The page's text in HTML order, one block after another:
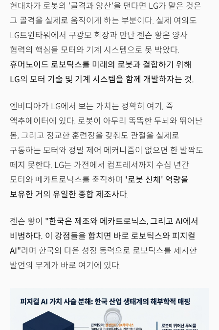
현대차가 로봇의 '골격과 양산'을 댄다면 LG가 맡은 것은
그 골격을 실제로 움직이게 하는 부분이다. 실제 여의도
LG트윈타워에서 구광모 회장과 만난 젠슨 황은 양사
협력의 핵심을 모터와 기계 시스템으로 못 박았다.
휴머노이드 로보틱스를 미래의 로봇과 결합하기 위해
LG의 모터 기술 및 기계 시스템을 함께 개발하자는 것.
엔비디아가 LG에서 보는 가치는 정확히 여기, 즉
액추에이터에 있다. 로봇이 아무리 똑똑한 두뇌와 뛰어난
몸, 그리고 정교한 훈련장을 갖춰도 관절을 실제로
구동하는 모터와 정밀 제어 메커니즘이 없으면 한 발짝도
떼지 못한다. LG는 가전에서 컴프레서까지 수십 년간
모터와 메카트로닉스를 축적하며 '로봇 신체' 역량을
보유한 거의 유일한 종합 제조사다.
젠슨 황이 "한국은 제조와 메카트로닉스, 그리고 AI에서
비범하다. 이 강점들을 합치면 바로 로보틱스와 피지컬
AI"라며 한국의 다음 성장 동력으로 로보틱스를 제시한
발언의 무게가 바로 여기에 있다.